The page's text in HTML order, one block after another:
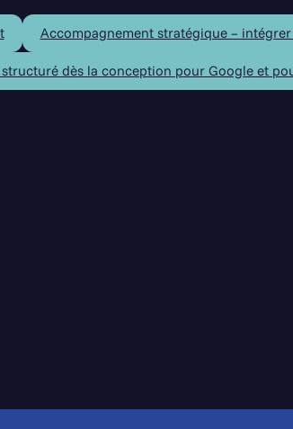
Accompagnement stratégique –
dès la conception pour Google et